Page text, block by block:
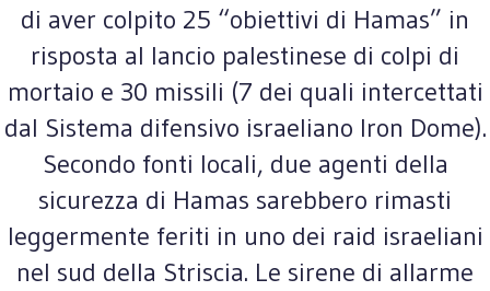
di aver colpito 25 “obiettivi di Hamas” in
risposta al lancio palestinese di colpi di
mortaio e 30 missili (7 dei quali intercettati
dal Sistema difensivo israeliano Iron Dome).
Secondo fonti locali, due agenti della
sicurezza di Hamas sarebbero rimasti
leggermente feriti in uno dei raid israeliani
nel sud della Striscia. Le sirene di allarme